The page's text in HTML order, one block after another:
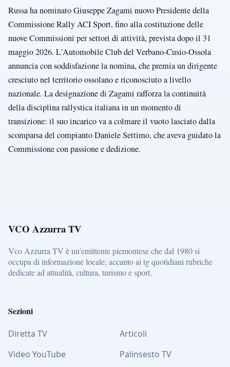
Russa ha nominato Giuseppe Zagami nuovo Presidente della
Commissione Rally ACI Sport, fino alla costituzione delle
nuove Commissioni per settori di attività, prevista dopo il 31
maggio 2026. L'Automobile Club del Verbano-Cusio-Ossola
annuncia con soddisfazione la nomina, che premia un dirigente
cresciuto nel territorio ossolano e riconosciuto a livello
nazionale. La designazione di Zagami rafforza la continuità
della disciplina rallystica italiana in un momento di
transizione: il suo incarico va a colmare il vuoto lasciato dalla
scomparsa del compianto Daniele Settimo, che aveva guidato la
Commissione con passione e dedizione.
VCO Azzurra TV
Vco Azzurra TV è un'emittente piemontese che dal 1980 si
occupa di informazione locale; accanto ai tg quotidiani rubriche
dedicate ad attualità, cultura, turismo e sport.
Sezioni
Diretta TV
Articoli
Video YouTube
Palinsesto TV